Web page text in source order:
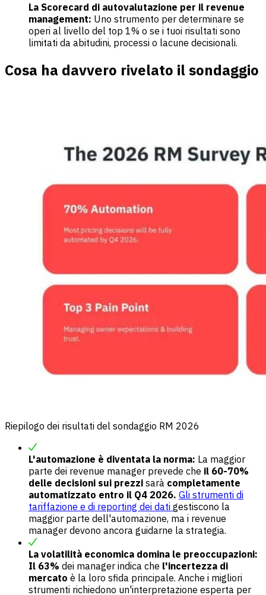
La Scorecard di autovalutazione per il revenue
management: Uno strumento per determinare se
operi al livello del top 1% o se i tuoi risultati sono
limitati da abitudini, processi o lacune decisionali.
Cosa ha davvero rivelato il sondaggio
Riepilogo dei risultati del sondaggio RM 2026
L'automazione è diventata la norma: La maggior
parte dei revenue manager prevede che il 60-70%
delle decisioni sui prezzi sarà completamente
automatizzato entro il Q4 2026. Gli strumenti di
tariffazione e di reporting dei dati gestiscono la
maggior parte dell'automazione, ma i revenue
manager devono ancora guidarne la strategia.
La volatilità economica domina le preoccupazioni:
Il 63% dei manager indica che l'incertezza di
mercato è la loro sfida principale. Anche i migliori
strumenti richiedono un'interpretazione esperta per